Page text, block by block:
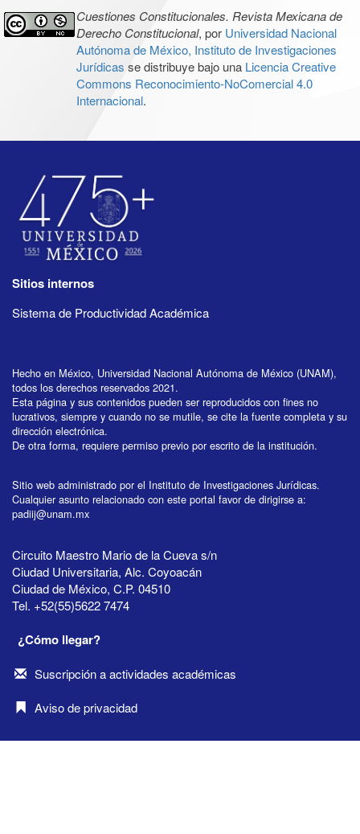
Cuestiones Constitucionales. Revista Mexicana de
Derecho Constitucional, por Universidad Nacional
Autónoma de México, Instituto de Investigaciones
Jurídicas se distribuye bajo una Licencia Creative
Commons Reconocimiento-NoComercial 4.0
Internacional.
Sitios internos
Sistema de Productividad Académica
Hecho en México, Universidad Nacional Autónoma de México (UNAM),
todos los derechos reservados 2021.
Esta página y sus contenidos pueden ser reproducidos con fines no
lucrativos, siempre y cuando no se mutile, se cite la fuente completa y su
dirección electrónica.
De otra forma, requiere permiso previo por escrito de la institución.
Sitio web administrado por el Instituto de Investigaciones Jurídicas.
Cualquier asunto relacionado con este portal favor de dirigirse a:
padiij@unam.mx
Circuito Maestro Mario de la Cueva s/n
Ciudad Universitaria, Alc. Coyoacán
Ciudad de México, C.P. 04510
Tel. +52(55)5622 7474
¿Cómo llegar?
Suscripción a actividades académicas
Aviso de privacidad